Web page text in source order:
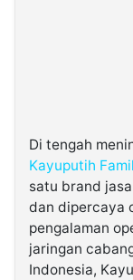
Di tengah
Kayuputih
satu brand
dan dipercaya
pengalaman
jaringan
Indonesia,